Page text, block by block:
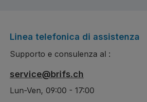
Linea telefonica di assistenza
Supporto e consulenza al :
service@brifs.ch
Lun-Ven, 09:00 - 17:00